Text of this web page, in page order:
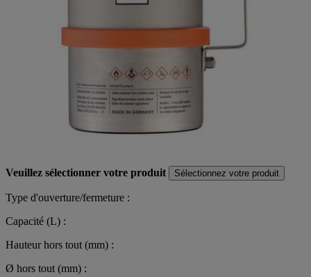
Veuillez sélectionner votre produit Sélectionnez votre produit
Type d'ouverture/fermeture :
Capacité (L) :
Hauteur hors tout (mm) :
Ø hors tout (mm) :